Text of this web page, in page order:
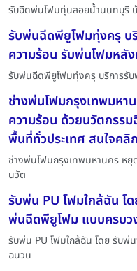
รับฉีดพ่นโฟมทุ่นลอยน้ำนนทบุรี
รับพ่นฉีดพียูโฟมทุ่งครุ บ
ความร้อน รับพ่นโฟมหลัง
รับพ่นฉีดพียูโฟมทุ่งครุ บริการรั
ช่างพ่นโฟมกรุงเทพมหา
ความร้อน ด้วยนวัตกร
พื้นที่ทั่วประเทศ สนใจค
ช่างพ่นโฟมกรุงเทพมหานคร ห
นวัต
รับพ่น PU โฟมใกล้ฉัน โ
พ่นฉีดพียูโฟม แบบครบว
รับพ่น PU โฟมใกล้ฉัน โดย รับ
ฉนวน